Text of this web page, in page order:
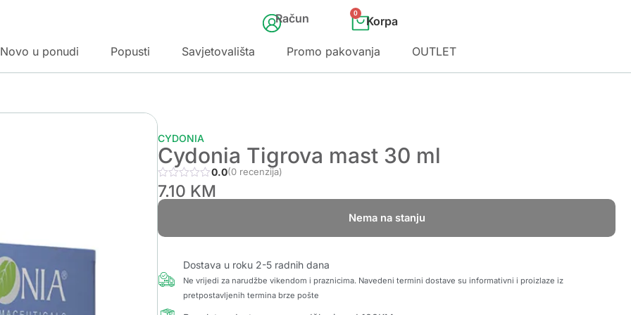
Račun 0
Novo u ponudi Popusti Savjetovališta Promo pakovanja OUTLET
CYDONIA
Cydonia Tigrova mast 30 ml
0.0(0 recenzija)
7.10 KM
Nema na stanju
Dostava u roku 2-5 radnih dana
Ne vrijedi za narudžbe vikendom i praznicima. Navedeni termini dostave su informativni i proizlaze iz
pretpostavljenih termina brze pošte